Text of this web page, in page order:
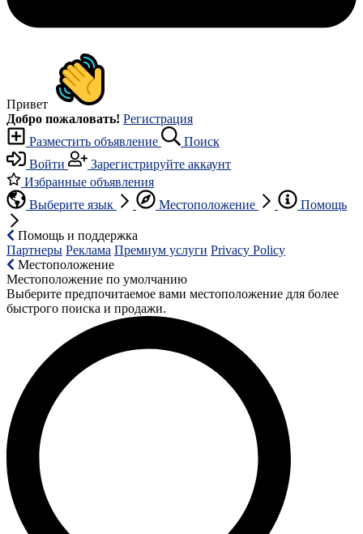
Привет
Добро пожаловать! Регистрация
Разместить объявление
Поиск
Войти
Зарегистрируйте аккаунт
Избранные объявления
Выберите язык
Местоположение Помощь
Помощь и поддержка
Партнеры Реклама Премиум услуги Privacy Policy
Местоположение
Местоположение по умолчанию
Выберите предпочитаемое вами местоположение для более
быстрого поиска и продажи.